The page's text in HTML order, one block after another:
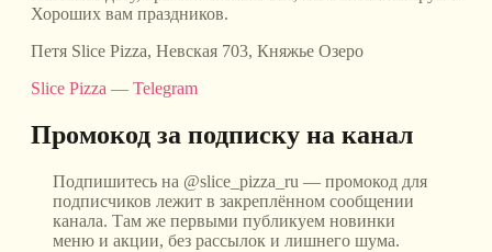
Хороших вам праздников.
Петя Slice Pizza, Невская 703, Княжье Озеро
Slice Pizza — Telegram
Промокод за подписку на канал
Подпишитесь на @slice_pizza_ru — промокод для
подписчиков лежит в закреплённом сообщении
канала. Там же первыми публикуем новинки
меню и акции, без рассылок и лишнего шума.